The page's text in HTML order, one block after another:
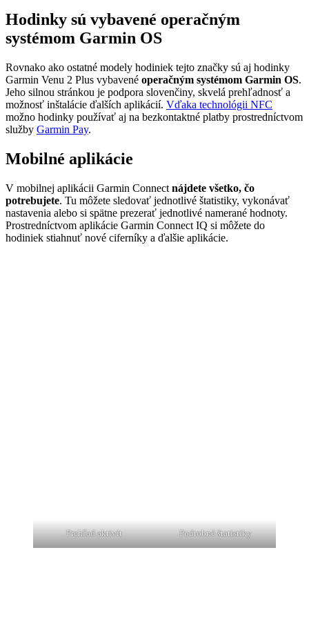
Hodinky sú vybavené operačným
systémom Garmin OS
Rovnako ako ostatné modely hodiniek tejto značky sú aj hodinky
Garmin Venu 2 Plus vybavené operačným systémom Garmin OS.
Jeho silnou stránkou je podpora slovenčiny, skvelá prehľadnosť a
možnosť inštalácie ďalších aplikácií. Vďaka technológii NFC
možno hodinky používať aj na bezkontaktné platby prostredníctvom
služby Garmin Pay.
Mobilné aplikácie
V mobilnej aplikácii Garmin Connect nájdete všetko, čo
potrebujete. Tu môžete sledovať jednotlivé štatistiky, vykonávať
nastavenia alebo si spätne prezerať jednotlivé namerané hodnoty.
Prostredníctvom aplikácie Garmin Connect IQ si môžete do
hodiniek stiahnuť nové ciferníky a ďalšie aplikácie.
Prehľad aktivít Podrobné štatistiky